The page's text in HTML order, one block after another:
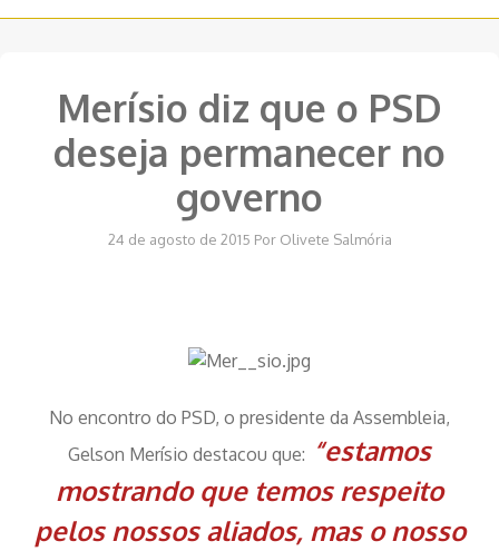
Merísio diz que o PSD
deseja permanecer no
governo
24 de agosto de 2015 Por Olivete Salmória
No encontro do PSD, o presidente da Assembleia,
Gelson Merísio destacou que: “estamos
mostrando que temos respeito
pelos nossos aliados, mas o nosso